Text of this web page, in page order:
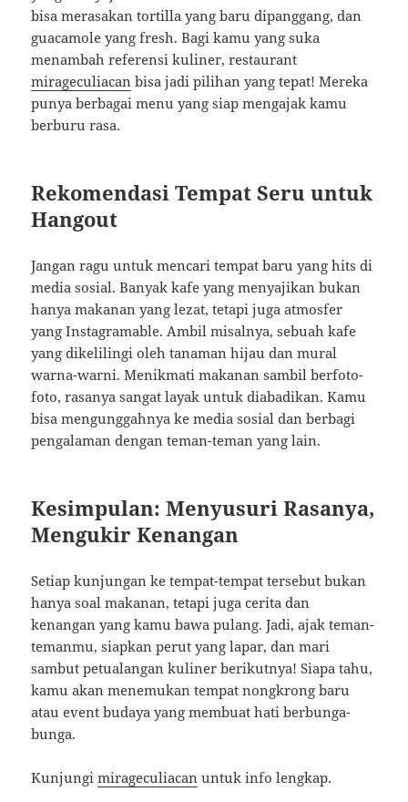
bisa merasakan tortilla yang baru dipanggang, dan
guacamole yang fresh. Bagi kamu yang suka
menambah referensi kuliner, restaurant
mirageculiacan bisa jadi pilihan yang tepat! Mereka
punya berbagai menu yang siap mengajak kamu
berburu rasa.
Rekomendasi Tempat Seru untuk
Hangout
Jangan ragu untuk mencari tempat baru yang hits di
media sosial. Banyak kafe yang menyajikan bukan
hanya makanan yang lezat, tetapi juga atmosfer
yang Instagramable. Ambil misalnya, sebuah kafe
yang dikelilingi oleh tanaman hijau dan mural
warna-warni. Menikmati makanan sambil berfoto-
foto, rasanya sangat layak untuk diabadikan. Kamu
bisa mengunggahnya ke media sosial dan berbagi
pengalaman dengan teman-teman yang lain.
Kesimpulan: Menyusuri Rasanya,
Mengukir Kenangan
Setiap kunjungan ke tempat-tempat tersebut bukan
hanya soal makanan, tetapi juga cerita dan
kenangan yang kamu bawa pulang. Jadi, ajak teman-
temanmu, siapkan perut yang lapar, dan mari
sambut petualangan kuliner berikutnya! Siapa tahu,
kamu akan menemukan tempat nongkrong baru
atau event budaya yang membuat hati berbunga-
bunga.
Kunjungimirageculiacan untuk info lengkap.